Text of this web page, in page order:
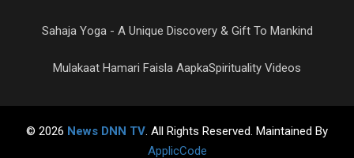
Sahaja Yoga - A Unique Discovery & Gift To Mankind
Mulakaat Hamari Faisla AapkaSpirituality Videos
© 2026 News DNN TV. All Rights Reserved. Maintained By
ApplicCode